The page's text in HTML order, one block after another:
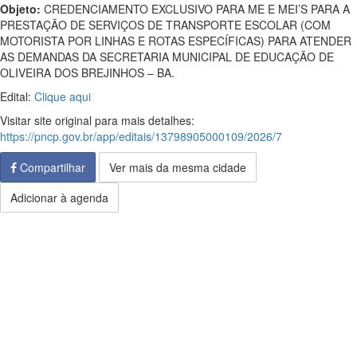
Objeto: CREDENCIAMENTO EXCLUSIVO PARA ME E MEI’S PARA A
PRESTAÇÃO DE SERVIÇOS DE TRANSPORTE ESCOLAR (COM
MOTORISTA POR LINHAS E ROTAS ESPECÍFICAS) PARA ATENDER
AS DEMANDAS DA SECRETARIA MUNICIPAL DE EDUCAÇÃO DE
OLIVEIRA DOS BREJINHOS – BA.
Edital: Clique aqui
Visitar site original para mais detalhes:
https://pncp.gov.br/app/editais/13798905000109/2026/7
Compartilhar
Ver mais da mesma cidade
Adicionar à agenda